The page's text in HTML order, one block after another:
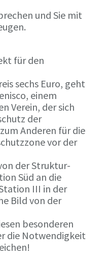
und Sie mit
für den
sechs Euro, geht
einem
Verein, der sich
der
Anderen für die
vor der
der Struktur-
Süd an die
III in der
Bild von der
besonderen
die Notwendigkeit